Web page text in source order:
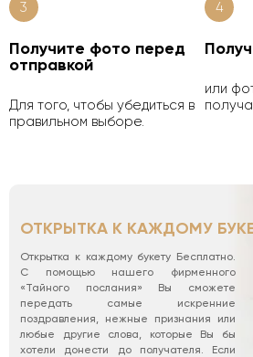
3
Получите фото перед
отправкой
Для того, чтобы убедиться в
правильном выборе.
4
или
ОТКРЫТКА К КАЖДОМУ
Открытка к каждому букету Бесплатно.
С помощью нашего фирменного
«Тайного послания» Вы сможете
передать самые искренние
поздравления, нежные признания или
любые другие слова, которые Вы бы
хотели донести до получателя. Если